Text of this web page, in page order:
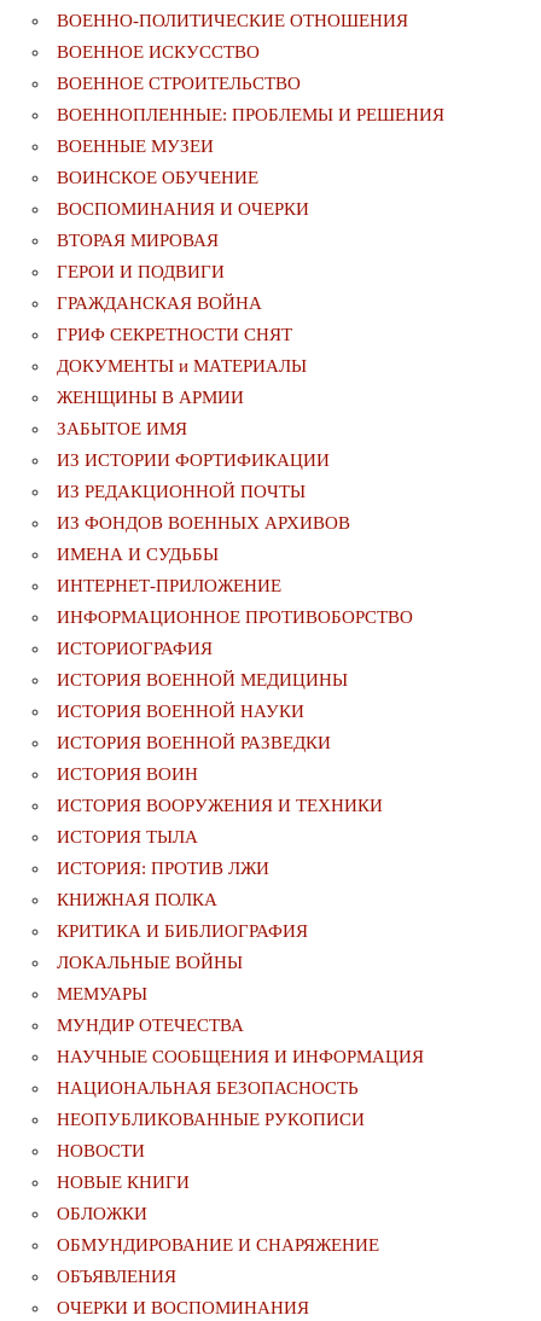
ВОЕННО-ПОЛИТИЧЕСКИE ОТНОШЕНИЯ
ВОЕННОЕ ИСКУССТВО
ВОЕННОЕ СТРОИТЕЛЬСТВО
ВОЕННОПЛЕННЫЕ: ПРОБЛЕМЫ И РЕШЕНИЯ
ВОЕННЫЕ МУЗЕИ
ВОИНСКОЕ ОБУЧЕНИЕ
ВОСПОМИНАНИЯ И ОЧЕРКИ
ВТОРАЯ МИРОВАЯ
ГЕРОИ И ПОДВИГИ
ГРАЖДАНСКАЯ ВОЙНА
ГРИФ СЕКРЕТНОСТИ СНЯТ
ДОКУМЕНТЫ и МАТЕРИАЛЫ
ЖЕНЩИНЫ В АРМИИ
ЗАБЫТОЕ ИМЯ
ИЗ ИСТОРИИ ФОРТИФИКАЦИИ
ИЗ РЕДАКЦИОННОЙ ПОЧТЫ
ИЗ ФОНДОВ ВОЕННЫХ АРХИВОВ
ИМЕНА И СУДЬБЫ
ИНТЕРНЕТ-ПРИЛОЖЕНИЕ
ИНФОРМАЦИОННОЕ ПРОТИВОБОРСТВО
ИСТОРИОГРАФИЯ
ИСТОРИЯ ВОЕННОЙ МЕДИЦИНЫ
ИСТОРИЯ ВОЕННОЙ НАУКИ
ИСТОРИЯ ВОЕННОЙ РАЗВЕДКИ
ИСТОРИЯ ВОИН
ИСТОРИЯ ВООРУЖЕНИЯ И ТЕХНИКИ
ИСТОРИЯ ТЫЛА
ИСТОРИЯ: ПРОТИВ ЛЖИ
КНИЖНАЯ ПОЛКА
КРИТИКА И БИБЛИОГРАФИЯ
ЛОКАЛЬНЫЕ ВОЙНЫ
МЕМУАРЫ
МУНДИР ОТЕЧЕСТВА
НАУЧНЫЕ СООБЩЕНИЯ И ИНФОРМАЦИЯ
НАЦИОНАЛЬНАЯ БЕЗОПАСНОСТЬ
НЕОПУБЛИКОВАННЫЕ РУКОПИСИ
НОВОСТИ
НОВЫЕ КНИГИ
ОБЛОЖКИ
ОБМУНДИРОВАНИЕ И СНАРЯЖЕНИЕ
ОБЪЯВЛЕНИЯ
ОЧЕРКИ И ВОСПОМИНАНИЯ